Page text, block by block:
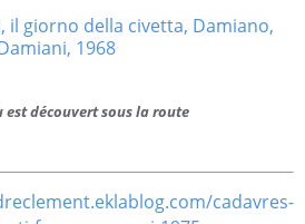
découvert sous la route
cadavres-